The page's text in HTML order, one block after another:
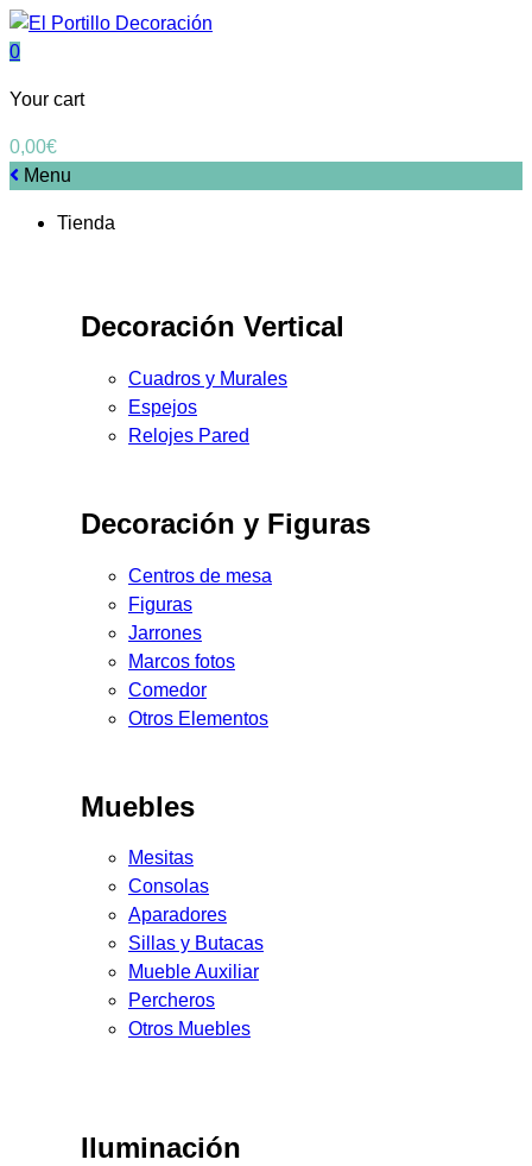
0
Your cart
0,00€
Menu
Tienda
Decoración Vertical
Cuadros y Murales
Espejos
Relojes Pared
Decoración y Figuras
Centros de mesa
Figuras
Jarrones
Marcos fotos
Comedor
Otros Elementos
Muebles
Mesitas
Consolas
Aparadores
Sillas y Butacas
Mueble Auxiliar
Percheros
Otros Muebles
Iluminación